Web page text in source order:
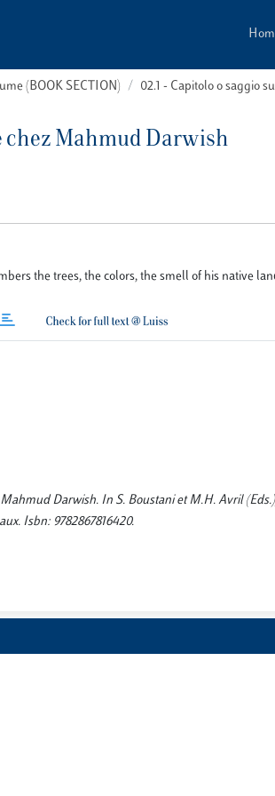
(BOOK SECTION) 02.1 - Capitolo o saggio
chez Mahmud Darwish
the trees, the colors, the smell of his native
Darwish. In S. Boustani et M.H. Avril
Isbn: 9782867816420.